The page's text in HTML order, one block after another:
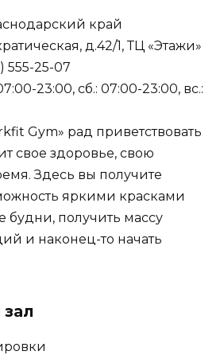
край
д.42/1, ТЦ «Этажи»
555-25-07
23:00, сб.: 07:00-23:00, вс.:
Gym» рад приветствовать
свое здоровье, свою
Здесь вы получите
яркими красками
будни, получить массу
и наконец-то начать